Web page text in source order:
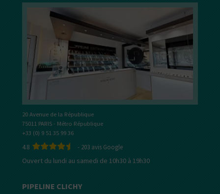
20 Avenue de la République
75011 PARIS - Métro République
+33 (0) 9 51 35 99 36
4.8 - 203 avis Google
Ouvert du lundi au samedi de 10h30 à 19h30
PIPELINE CLICHY